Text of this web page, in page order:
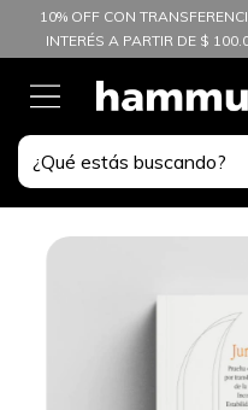
10% OFF CON
INTERÉS A PARTIR DE $